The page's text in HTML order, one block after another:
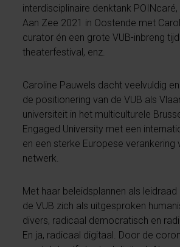
interdisciplinaire denktank
Aan Zee 2021 in Oostende met
curator én een grote VUB-inbreng
theaterfestival, enz.
Caroline Pauwels dacht veelvuldig
de positionering van de VUB als
universiteit in het multiculturele
Engaged University met een
en een sterke Europese verankering
netwerk.
Met haar beleidsplannen als
de VUB zich als uitgesproken
divers, radicaal democratisch en
En ja, radicaal digitaal. Door de